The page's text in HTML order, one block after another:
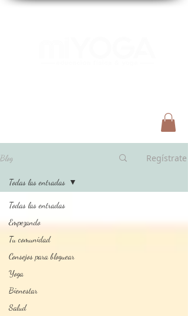
Blog Regístrate
Todas las entradas
Empezando
Tu comunidad
Consejos para bloguear
Yoga
Bienestar
Salud
Todas las entradas